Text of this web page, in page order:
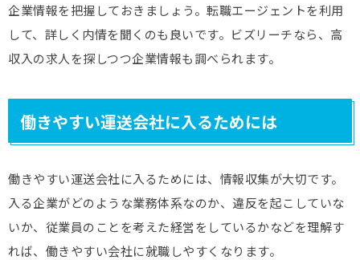
企業情報を把握しておきましょう。転職エージェントを利用
して、詳しく内情を聞くのも良いです。ビズリーチなら、高
収入の求人を探しつつ企業情報も調べられます。
働きやすい運送会社に入るためには
働きやすい運送会社に入るためには、情報収集が大切です。
入る企業がどのような業務体系なのか、違反を起こしていな
いか、従業員のことを考えた経営をしているかなどを理解す
れば、働きやすい会社に就職しやすくなります。